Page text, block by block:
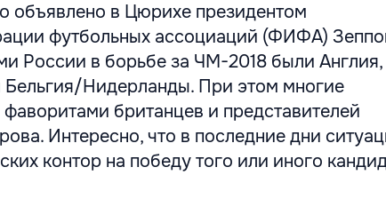
объявлено в Цюрихе президентом
футбольных ассоциаций (ФИФА)
России в борьбе за ЧМ-2018 были Англия,
Нидерланды. При этом многие
британцев и представителей
Интересно, что в последние дни
контор на победу того или иного